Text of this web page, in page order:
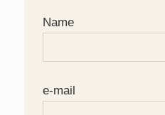
Name
e-mail